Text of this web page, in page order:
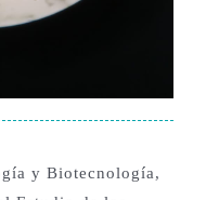
y Biotecnología,